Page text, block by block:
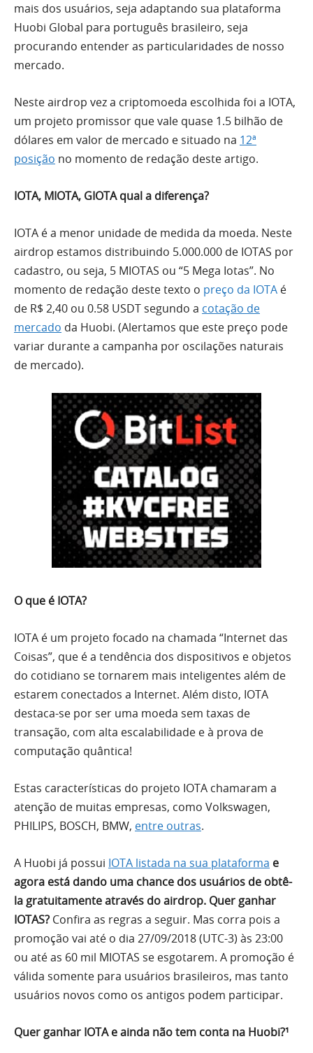
mais dos usuários, seja adaptando sua plataforma
Huobi Global para português brasileiro, seja
procurando entender as particularidades de nosso
mercado.
Neste airdrop vez a criptomoeda escolhida foi a IOTA,
um projeto promissor que vale quase 1.5 bilhão de
dólares em valor de mercado e situado na 12ª
posição no momento de redação deste artigo.
IOTA, MIOTA, GIOTA qual a diferença?
IOTA é a menor unidade de medida da moeda. Neste
airdrop estamos distribuindo 5.000.000 de IOTAS por
cadastro, ou seja, 5 MIOTAS ou “5 Mega Iotas”. No
momento de redação deste texto o preço da IOTA é
de R$ 2,40 ou 0.58 USDT segundo a cotação de
mercado da Huobi. (Alertamos que este preço pode
variar durante a campanha por oscilações naturais
de mercado).
O que é IOTA?
IOTA é um projeto focado na chamada “Internet das
Coisas”, que é a tendência dos dispositivos e objetos
do cotidiano se tornarem mais inteligentes além de
estarem conectados a Internet. Além disto, IOTA
destaca-se por ser uma moeda sem taxas de
transação, com alta escalabilidade e à prova de
computação quântica!
Estas características do projeto IOTA chamaram a
atenção de muitas empresas, como Volkswagen,
PHILIPS, BOSCH, BMW, entre outras.
A Huobi já possui IOTA listada na sua plataforma e
agora está dando uma chance dos usuários de obtê-
la gratuitamente através do airdrop. Quer ganhar
IOTAS? Confira as regras a seguir. Mas corra pois a
promoção vai até o dia 27/09/2018 (UTC-3) às 23:00
ou até as 60 mil MIOTAS se esgotarem. A promoção é
válida somente para usuários brasileiros, mas tanto
usuários novos como os antigos podem participar.
Quer ganhar IOTA e ainda não tem conta na Huobi?¹